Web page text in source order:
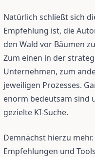
Natürlich schließt sich
Empfehlung ist, die
den Wald vor Bäumen
Zum einen in der
Unternehmen, zum
jeweiligen Prozesses.
enorm bedeutsam sind
gezielte KI-Suche.
Demnächst hierzu
Empfehlungen und